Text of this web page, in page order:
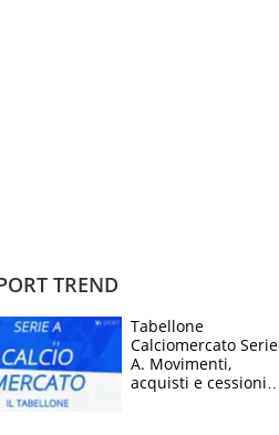
TREND
Tabellone
Calciomercato Serie
A. Movimenti,
acquisti e cessioni: